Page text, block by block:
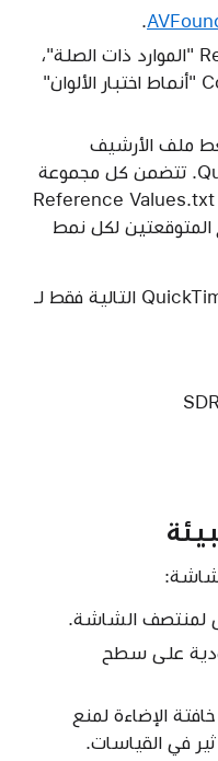
.
في قسم Related Resources "الموارد ذات الصلة"،
انقر على Color Test Patterns "أنماط اختبار الألوان"
ملف الأرشيف
QuickTime-Test-Pattern.zip. تتضمن كل مجموعة
من أنماط الاختبار ملفًا عنوانه Reference Values.txt
لكل نمط
يوصى بمجموعات أنماط اختبار QuickTime التالية فقط لـ
لمنتصف الشاشة.
على سطح
الإضاءة لمنع
في القياسات.